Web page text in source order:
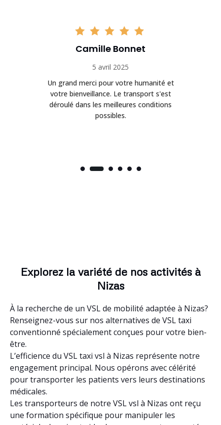
Camille Bonnet
5 avril 2025
Un grand merci pour votre humanité et
votre bienveillance. Le transport s'est
déroulé dans les meilleures conditions
possibles.
Explorez la variété de nos activités à
Nizas
À la recherche de un VSL de mobilité adaptée à Nizas?
Renseignez-vous sur nos alternatives de VSL taxi
conventionné spécialement conçues pour votre bien-
être.
L’efficience du VSL taxi vsl à Nizas représente notre
engagement principal. Nous opérons avec célérité
pour transporter les patients vers leurs destinations
médicales.
Les transporteurs de notre VSL vsl à Nizas ont reçu
une formation spécifique pour manipuler les